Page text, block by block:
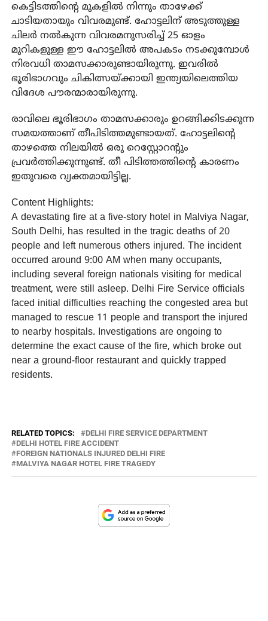
കെട്ടിടത്തിന്റെ മുകളില്‍ നിന്നും താഴേക്ക്
ചാടിയതായും വിവരമുണ്ട്. ഹോട്ടലിന് അടുത്തുള്ള
ചിലര്‍ നല്‍കുന്ന വിവരമനുസരിച്ച് 25 ഓളം
മുറികളുള്ള ഈ ഹോട്ടലില്‍ അപകടം നടക്കുമ്പോള്‍
നിരവധി താമസക്കാരുണ്ടായിരുന്നു. ഇവരില്‍
ഭൂരിഭാഗവും ചികിത്സയ്ക്കായി ഇന്ത്യയിലെത്തിയ
വിദേശ പൗരന്മാരായിരുന്നു.
രാവിലെ ഭൂരിഭാഗം താമസക്കാരും ഉറങ്ങിക്കിടക്കുന്ന
സമയത്താണ് തീപിടിത്തമുണ്ടായത്. ഹോട്ടലിന്റെ
താഴത്തെ നിലയില്‍ ഒരു റെസ്റ്റോറന്റും
പ്രവര്‍ത്തിക്കുന്നുണ്ട്. തീ പിടിത്തത്തിന്റെ കാരണം
ഇതുവരെ വ്യക്തമായിട്ടില്ല.
Content Highlights:
A devastating fire at a five-story hotel in Malviya Nagar,
South Delhi, has resulted in the tragic deaths of 20
people and left numerous others injured. The incident
occurred around 9:00 AM when many occupants,
including several foreign nationals visiting for medical
treatment, were still asleep. Delhi Fire Service officials
faced initial difficulties reaching the congested area but
managed to rescue 11 people and transport the injured
to nearby hospitals. Investigations are ongoing to
determine the exact cause of the fire, which broke out
near a ground-floor restaurant and quickly trapped
residents.
RELATED TOPICS:
DELHI FIRE SERVICE DEPARTMENT
DELHI HOTEL FIRE ACCIDENT
FOREIGN NATIONALS INJURED DELHI FIRE
MALVIYA NAGAR HOTEL FIRE TRAGEDY